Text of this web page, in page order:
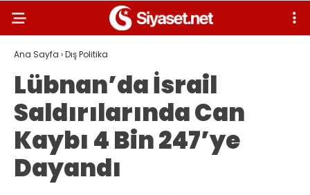
Ana Sayfa ›Dış Politika
Lübnan’da İsrail
Saldırılarında Can
Kaybı 4 Bin 247’ye
Dayandı